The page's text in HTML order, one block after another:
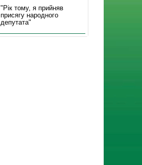
"Рік тому, я прийняв
присягу народного
депутата"